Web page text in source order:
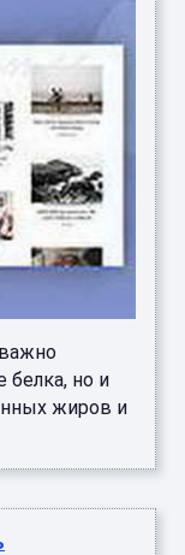
белка, но и
жиров и